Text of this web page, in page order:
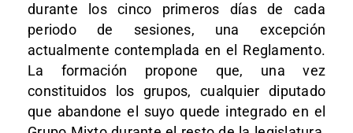
durante los cinco primeros días de cada
periodo de sesiones, una excepción
actualmente contemplada en el Reglamento.
La formación propone que, una vez
constituidos los grupos, cualquier diputado
que abandone el suyo quede integrado en el